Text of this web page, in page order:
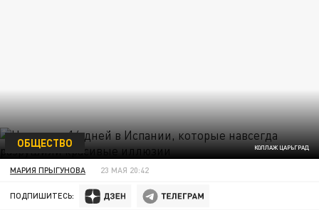
КОЛЛАЖ ЦАРЬГРАД
ОБЩЕСТВО
МАРИЯ ПРЫГУНОВА 23 МАЯ 20:42
ПОДПИШИТЕСЬ: